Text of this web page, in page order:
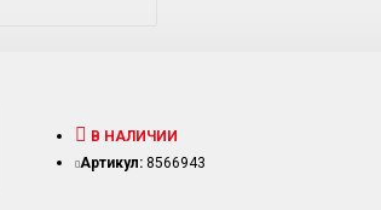
В НАЛИЧИИ
Артикул: 8566943